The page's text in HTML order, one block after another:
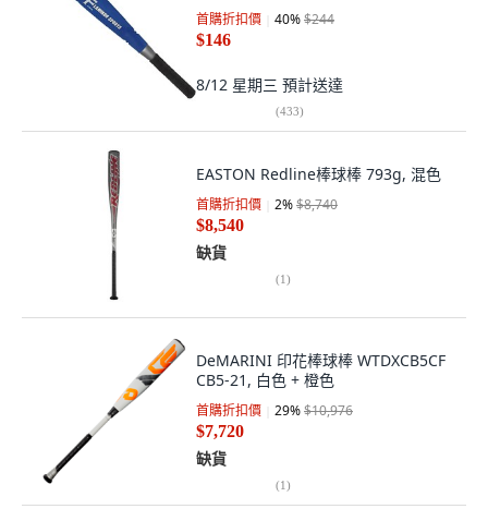
首購折扣價 40%$244
$146
8/12 星期三 預計送達
(433)
EASTON Redline棒球棒 793g, 混色
首購折扣價 2%$8,740
$8,540
缺貨
(1)
DeMARINI 印花棒球棒 WTDXCB5CF
CB5-21, 白色 + 橙色
首購折扣價 29%$10,976
$7,720
缺貨
(1)